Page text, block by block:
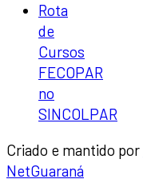
Rota
de
Cursos
FECOPAR
no
SINCOLPAR
Criado e mantido por
NetGuaraná